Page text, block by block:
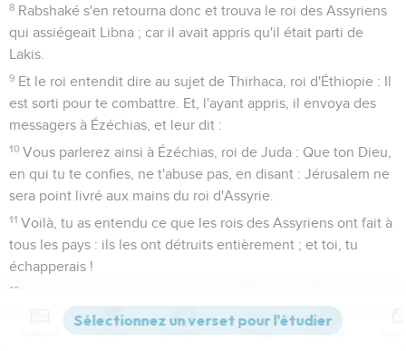
8 Rabshaké s'en retourna donc et trouva le roi des Assyriens
qui assiégeait Libna ; car il avait appris qu'il était parti de
Lakis.
9 Et le roi entendit dire au sujet de Thirhaca, roi d'Éthiopie : Il
est sorti pour te combattre. Et, l'ayant appris, il envoya des
messagers à Ézéchias, et leur dit :
10 Vous parlerez ainsi à Ézéchias, roi de Juda : Que ton Dieu,
en qui tu te confies, ne t'abuse pas, en disant : Jérusalem ne
sera point livré aux mains du roi d'Assyrie.
11 Voilà, tu as entendu ce que les rois des Assyriens ont fait à
tous les pays : ils les ont détruits entièrement ; et toi, tu
échapperais !
12
Les dieux des nations que mes ancêtres ont détruites, les
dieux de Gozan, de Charan, de Retseph et des enfants
d'Éden qui sont à Thélassar, les ont-ils délivrées ?
Versions Commentaires Strong